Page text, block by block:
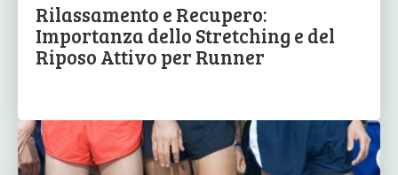
Rilassamento e Recupero:
Importanza dello Stretching e del
Riposo Attivo per Runner